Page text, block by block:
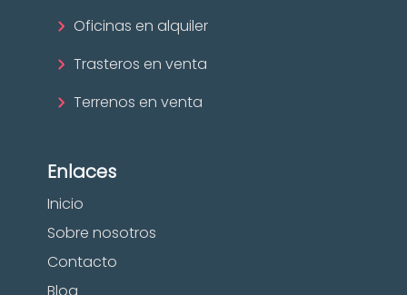
Oficinas en alquiler
Trasteros en venta
Terrenos en venta
Enlaces
Inicio
Sobre nosotros
Contacto